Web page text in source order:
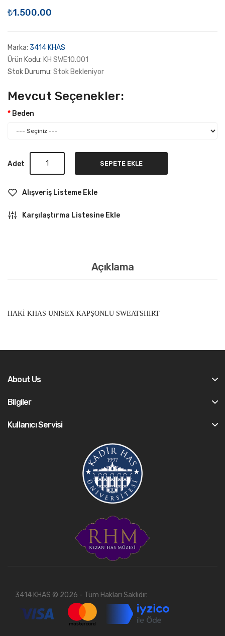
₺1.500,00
Marka: 3414 KHAS
Ürün Kodu: KH SWE10.001
Stok Durumu: Stok Bekleniyor
Mevcut Seçenekler:
Beden
Adet SEPETE EKLE
Alışveriş Listeme Ekle
Karşılaştırma Listesine Ekle
Açıklama
HAKİ KHAS UNISEX KAPŞONLU SWEATSHIRT
About Us
Bilgiler
Kullanıcı Servisi
3414 KHAS © 2026 - Tüm Hakları Saklıdır.